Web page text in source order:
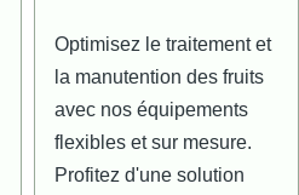
Optimisez le traitement et
la manutention des fruits
avec nos équipements
flexibles et sur mesure.
Profitez d'une solution